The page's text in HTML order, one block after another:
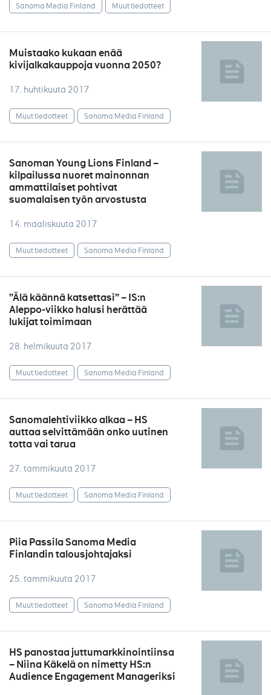
Sanoma Media Finland Muut tiedotteet
Muistaako kukaan enää
kivijalkakauppoja vuonna 2050?
17. huhtikuuta 2017
Muut tiedotteet Sanoma Media Finland
Sanoman Young Lions Finland –
kilpailussa nuoret mainonnan
ammattilaiset pohtivat
suomalaisen työn arvostusta
14. maaliskuuta 2017
Muut tiedotteet Sanoma Media Finland
”Älä käännä katsettasi” – IS:n
Aleppo-viikko halusi herättää
lukijat toimimaan
28. helmikuuta 2017
Muut tiedotteet Sanoma Media Finland
Sanomalehtiviikko alkaa – HS
auttaa selvittämään onko uutinen
totta vai tarua
27. tammikuuta 2017
Muut tiedotteet Sanoma Media Finland
Piia Passila Sanoma Media
Finlandin talousjohtajaksi
25. tammikuuta 2017
Muut tiedotteet Sanoma Media Finland
HS panostaa juttumarkkinointiinsa
– Niina Käkelä on nimetty HS:n
Audience Engagement Manageriksi